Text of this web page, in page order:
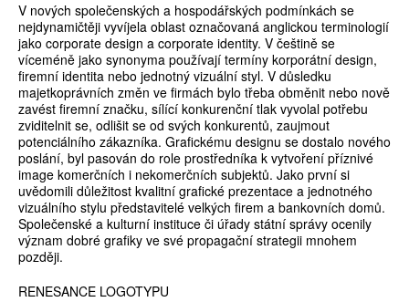
V nových společenských a hospodářských podmínkách se
nejdynamičtěji vyvíjela oblast označovaná anglickou terminologií
jako corporate design a corporate identity. V češtině se
víceméně jako synonyma používají termíny korporátní design,
firemní identita nebo jednotný vizuální styl. V důsledku
majetkoprávních změn ve firmách bylo třeba obměnit nebo nově
zavést firemní značku, sílící konkurenční tlak vyvolal potřebu
zviditelnit se, odlišit se od svých konkurentů, zaujmout
potenciálního zákazníka. Grafickému designu se dostalo nového
poslání, byl pasován do role prostředníka k vytvoření příznivé
image komerčních i nekomerčních subjektů. Jako první si
uvědomili důležitost kvalitní grafické prezentace a jednotného
vizuálního stylu představitelé velkých firem a bankovních domů.
Společenské a kulturní instituce či úřady státní správy ocenily
význam dobré grafiky ve své propagační strategii mnohem
později.
RENESANCE LOGOTYPU